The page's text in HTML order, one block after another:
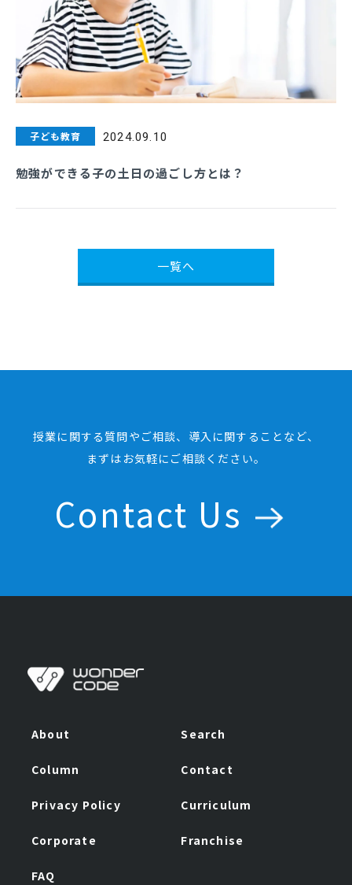
子ども教育 2024.09.10
勉強ができる子の土日の過ごし方とは？
一覧へ
授業に関する質問やご相談、導入に関することなど、
まずはお気軽にご相談ください。
Contact Us
About Search
Column Contact
Privacy Policy Curriculum
Corporate Franchise
FAQ